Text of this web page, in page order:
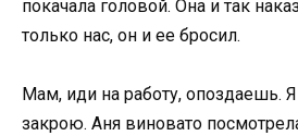
покачала головой. Она и так
только нас, он и ее бросил.
Мам, иди на работу, опоздаешь.
закрою. Аня виновато